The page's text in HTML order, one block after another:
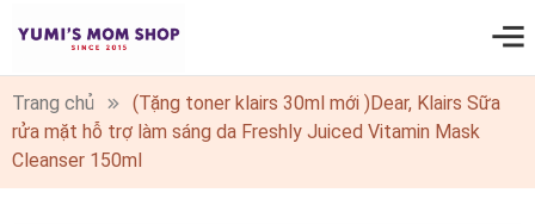
0
Trang chủ
(Tặng toner klairs 30ml mới )Dear, Klairs Sữa
rửa mặt hỗ trợ làm sáng da Freshly Juiced Vitamin Mask
Cleanser 150ml